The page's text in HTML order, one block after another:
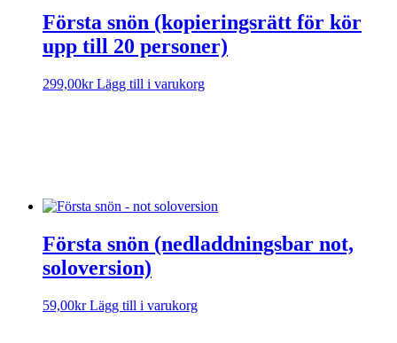
Första snön (kopieringsrätt för kör
upp till 20 personer)
299,00kr Lägg till i varukorg
Första snön (nedladdningsbar not,
soloversion)
59,00kr Lägg till i varukorg